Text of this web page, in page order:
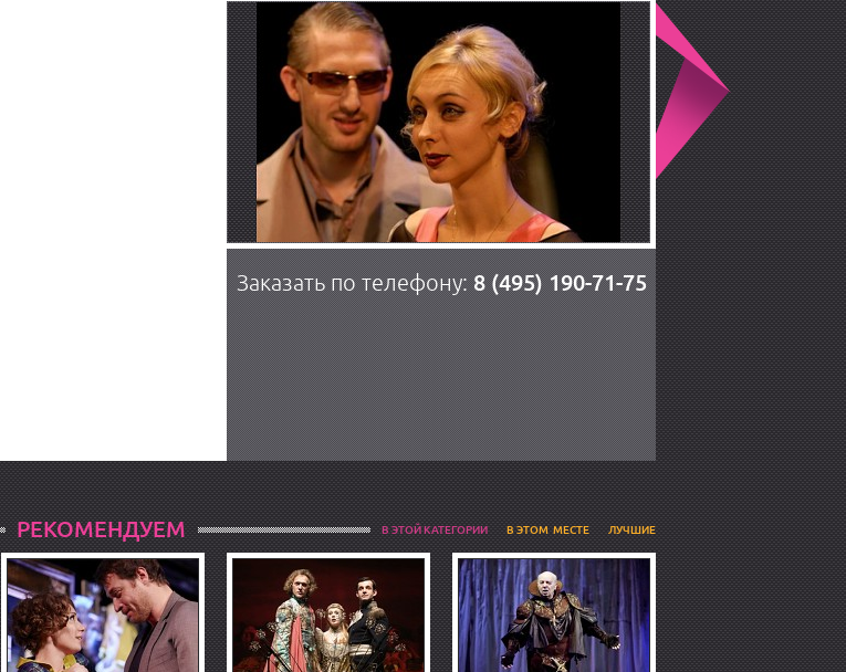
обслуживанию каждого клиента. Наша компания позволит вам сэкономить время на
бессмысленное стояние в очередях театральных касс, а также предложит вам
театральные билеты по более привлекательной стоимости. Вместе с нами посещение
любого спектакля становится более комфортным и приятным.
Заказать по телефону:8 (495) 190-71-75
РЕКОМЕНДУЕМ В ЭТОЙ КАТЕГОРИИ В ЭТОМ МЕСТЕ ЛУЧШИЕ